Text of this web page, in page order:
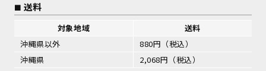
送料
対象地域
送料
沖縄県以外
880円（税込）
沖縄県
2,068円（税込）